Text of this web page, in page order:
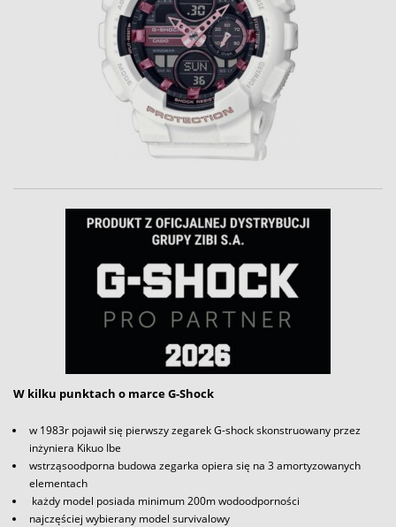
W kilku punktach o marce G-Shock
w 1983r pojawił się pierwszy zegarek G-shock skonstruowany przez
inżyniera Kikuo Ibe
wstrząsoodporna budowa zegarka opiera się na 3 amortyzowanych
elementach
każdy model posiada minimum 200m wodoodporności
najczęściej wybierany model survivalowy